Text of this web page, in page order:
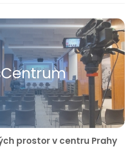
prostor v centru Prahy